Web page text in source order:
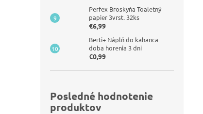
Perfex Broskyňa Toaletný
papier 3vrst. 32ks
€6,99
Berti+ Náplň do kahanca
doba horenia 3 dni
€0,99
Posledné hodnotenie
produktov